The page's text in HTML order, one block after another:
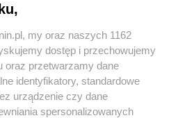
my oraz naszych 1162
dostęp i przechowujemy
oraz przetwarzamy dane
identyfikatory, standardowe
urządzenie czy dane
spersonalizowanych